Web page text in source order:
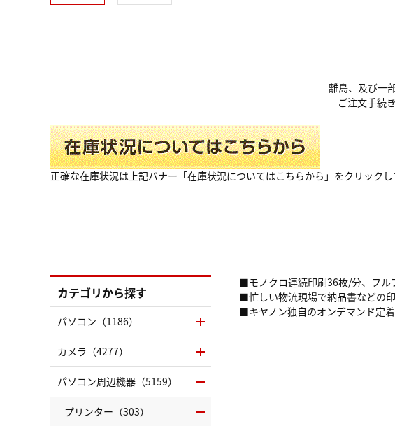
離島、及び一
ご注文手続
正確な在庫状況は上記バナー「在庫状況についてはこちらから」をクリックし
■モノクロ連続印刷36枚/分、フル
■忙しい物流現場で納品書などの
■キヤノン独自のオンデマンド定
カテゴリから探す
パソコン（1186）
カメラ（4277）
パソコン周辺機器（5159）
プリンター（303）